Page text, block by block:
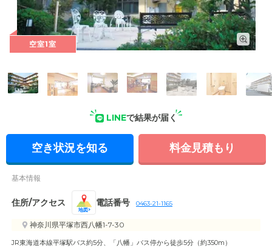
緑豊かな庭園もあり四季折々の風景を楽しめます。
空室1室
LINEで結果が届く
空き状況を知る 料金見積もり
基本情報
住所/アクセス
地図
電話番号 0463-21-1165
神奈川県平塚市西八幡1-7-30
JR東海道本線平塚駅バス約5分、「八幡」バス停から徒歩5分（約350m）